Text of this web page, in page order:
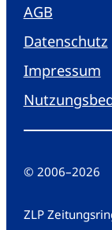
AGB
Datenschutz
Impressum
© 2006–2026
ZLP